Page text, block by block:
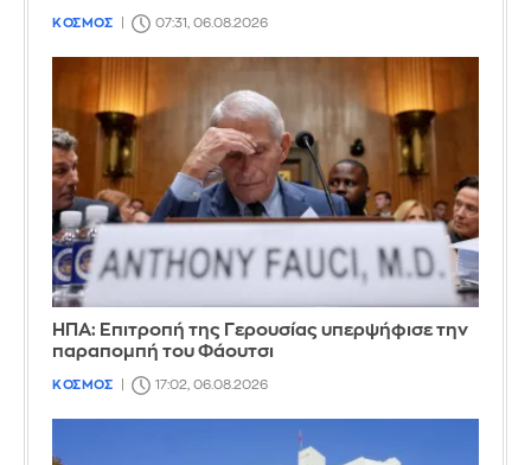
ΚΟΣΜΟΣ 07:31, 06.08.2026
ΗΠΑ: Επιτροπή της Γερουσίας υπερψήφισε την
παραπομπή του Φάουτσι
ΚΟΣΜΟΣ 17:02, 06.08.2026